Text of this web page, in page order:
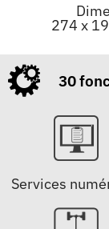
274 x
30
Services